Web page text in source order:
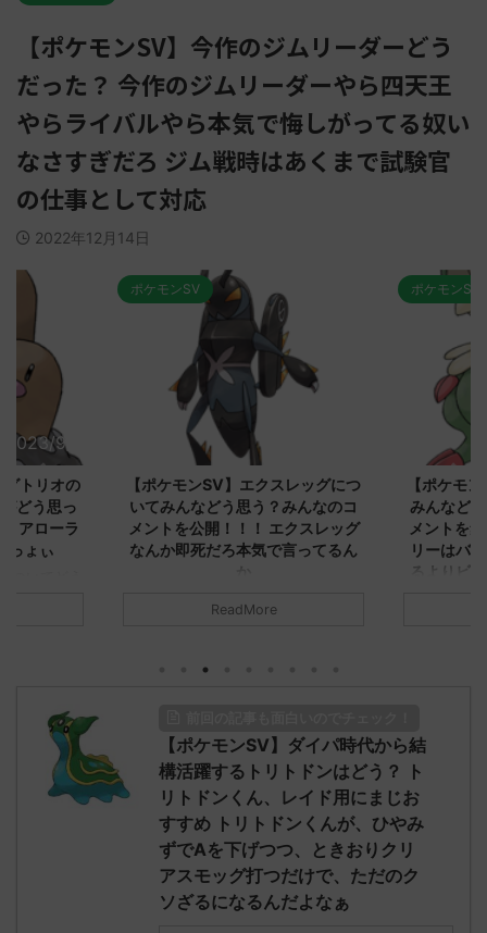
【ポケモンSV】今作のジムリーダーどう
だった？ 今作のジムリーダーやら四天王
やらライバルやら本気で悔しがってる奴い
なさすぎだろ ジム戦時はあくまで試験官
の仕事として対応
2022年12月14日
2023/9/8
トリオの
どう思っ
アローラ
っょぃ
リージョ
ただダグト
れたウミト
めた！ (ﾜｯﾁ
ポケモンSV
【ポケモンSV】エクスレッグにつ
いてみんなどう思う？みんなのコ
メントを公開！！！ エクスレッグ
なんか即死だろ本気で言ってるん
か
う思ってる？ 初めの記事 元のス
01:07:00.69ID:oUI00NrJ0 エクスレ
ッグヘルムかっこいいから助かる 名
無しさん0971 0971 名無しさん、君に
決めた！ (ﾜｯﾁｮｲW b524-NwUu)
2023/06/28(水 ...
ReadMore
ポケモンSV
【ポケモ
みんなど
メントを
リーはバ
るよりビ
2023/06/
え忘れたガ
たラウドボ
しさん0624
決めた！ (ﾜ
【ポケモンSV】ダイパ時代から結
構活躍するトリトドンはどう？ ト
リトドンくん、レイド用にまじお
すすめ トリトドンくんが、ひやみ
ずでAを下げつつ、ときおりクリ
アスモッグ打つだけで、ただのク
ソざるになるんだよなぁ